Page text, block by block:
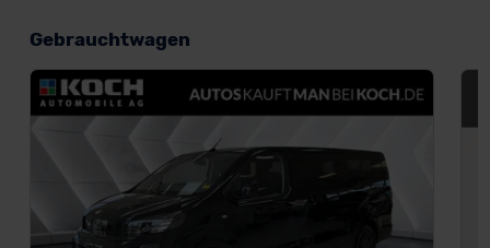
Gebrauchtwagen